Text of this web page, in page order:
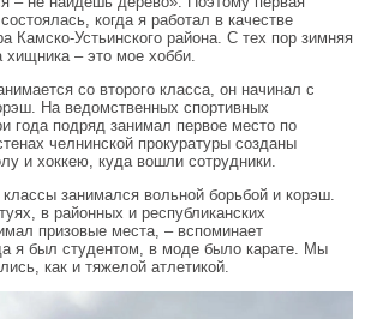
когда я работал в качестве
Камско-Устьинского района. С тех пор зимняя
хищника – это мое хобби.
со второго класса, он начинал с
На ведомственных спортивных
года подряд занимал первое место по
челнинской прокуратуры созданы
и хоккею, куда вошли сотрудники.
занимался вольной борьбой и корэш.
в районных и республиканских
призовые места, – вспоминает
я был студентом, в моде было карате. Мы
как и тяжелой атлетикой.